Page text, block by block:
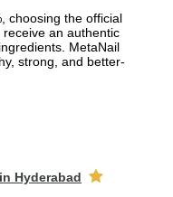
choosing the official
an authentic
MetaNail
strong, and better-
Hyderabad